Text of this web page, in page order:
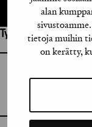
alan
tietoja muihin
on kerätty,
Työhön